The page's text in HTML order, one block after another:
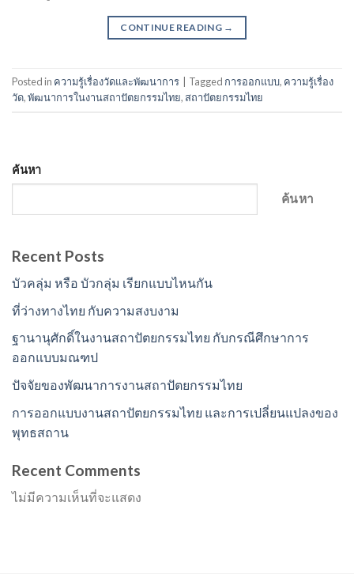
CONTINUE READING →
Posted in ความรู้เรื่องวัดและพัฒนาการ Tagged การออกแบบ, ความรู้เรื่อง
วัด,พัฒนาการในงานสถาปัตยกรรมไทย, สถาปัตยกรรมไทย
ค้นหา
ค้นหา
Recent Posts
บัวคลุ่ม หรือ บัวกลุ่ม เรียกแบบไหนกัน
ที่ว่างทางไทย กับความสงบงาม
ฐานานุศักดิ์ในงานสถาปัตยกรรมไทย กับกรณีศึกษาการ
ออกแบบมณฑป
ปัจจัยของพัฒนาการงานสถาปัตยกรรมไทย
การออกแบบงานสถาปัตยกรรมไทย และการเปลี่ยนแปลงของ
พุทธสถาน
Recent Comments
ไม่มีความเห็นที่จะแสดง